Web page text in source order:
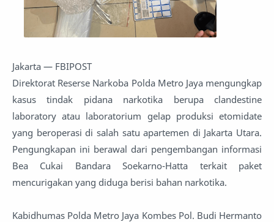
Jakarta — FBIPOST
Direktorat Reserse Narkoba Polda Metro Jaya mengungkap
kasus tindak pidana narkotika berupa clandestine
laboratory atau laboratorium gelap produksi etomidate
yang beroperasi di salah satu apartemen di Jakarta Utara.
Pengungkapan ini berawal dari pengembangan informasi
Bea Cukai Bandara Soekarno-Hatta terkait paket
mencurigakan yang diduga berisi bahan narkotika.
Kabidhumas Polda Metro Jaya Kombes Pol. Budi Hermanto